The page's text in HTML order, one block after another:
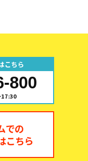
こちら
800
での
こちら